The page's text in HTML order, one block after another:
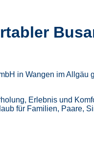
in Wangen im Allgäu
Erlebnis und
für Familien, Paare,